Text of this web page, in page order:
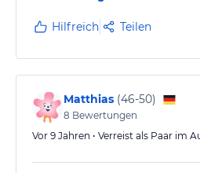
Hilfreich Teilen
Matthias (46-50)
8 Bewertungen
Vor 9 Jahren • Verreist als Paar im